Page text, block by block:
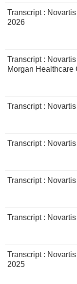
Transcript :
2026
Transcript :
Morgan Healthcare
Transcript : Novartis
Transcript :
Transcript :
Transcript : Novartis
Transcript :
2025